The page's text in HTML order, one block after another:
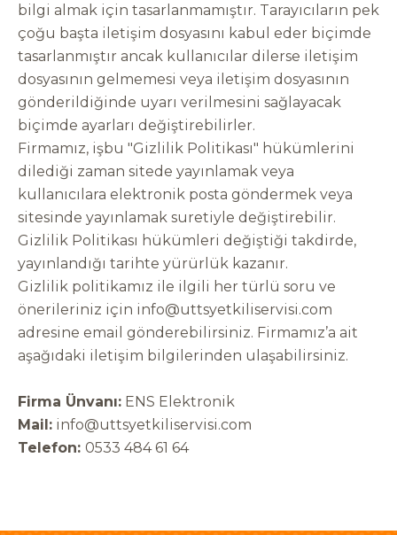
bilgi almak için tasarlanmamıştır. Tarayıcıların pek
çoğu başta iletişim dosyasını kabul eder biçimde
tasarlanmıştır ancak kullanıcılar dilerse iletişim
dosyasının gelmemesi veya iletişim dosyasının
gönderildiğinde uyarı verilmesini sağlayacak
biçimde ayarları değiştirebilirler.
Firmamız, işbu "Gizlilik Politikası" hükümlerini
dilediği zaman sitede yayınlamak veya
kullanıcılara elektronik posta göndermek veya
sitesinde yayınlamak suretiyle değiştirebilir.
Gizlilik Politikası hükümleri değiştiği takdirde,
yayınlandığı tarihte yürürlük kazanır.
Gizlilik politikamız ile ilgili her türlü soru ve
önerileriniz için info@uttsyetkiliservisi.com
adresine email gönderebilirsiniz. Firmamız’a ait
aşağıdaki iletişim bilgilerinden ulaşabilirsiniz.
Firma Ünvanı: ENS Elektronik
Mail: info@uttsyetkiliservisi.com
Telefon: 0533 484 61 64